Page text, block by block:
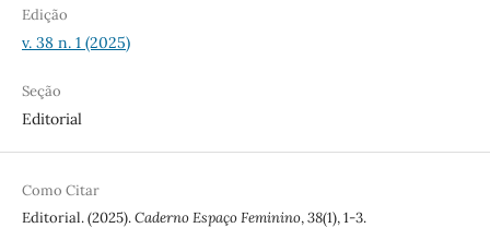
Edição
v. 38 n. 1 (2025)
Seção
Editorial
Como Citar
Editorial. (2025).Caderno Espaço Feminino,38(1), 1-3.